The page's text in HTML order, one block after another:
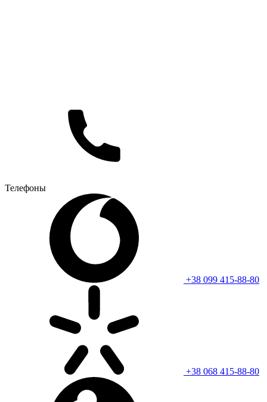
Телефоны
+38 099 415-88-80
+38 068 415-88-80